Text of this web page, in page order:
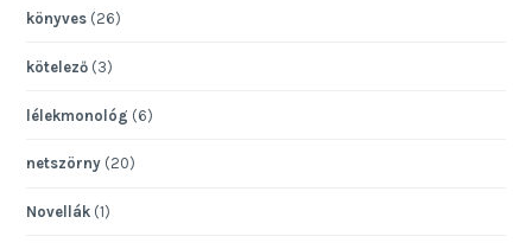
könyves (26)
kötelező (3)
lélekmonológ (6)
netszörny (20)
Novellák (1)